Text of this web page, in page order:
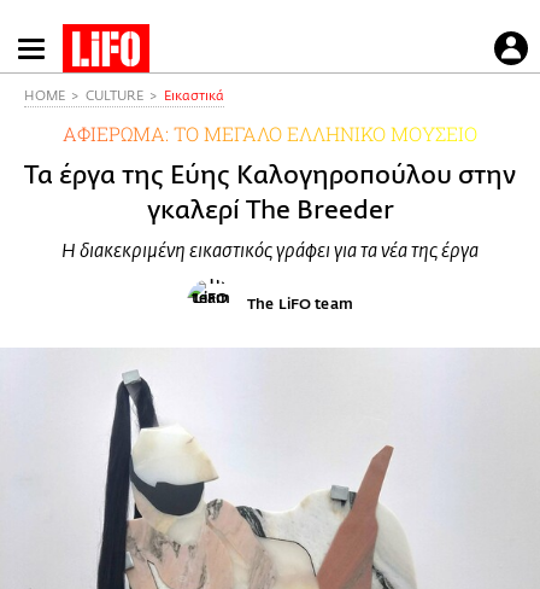
Παράκαμψη
προς
HOME CULTURE Εικαστικά
ΑΦΙΕΡΩΜΑ: ΤΟ ΜΕΓΑΛΟ ΕΛΛΗΝΙΚΟ ΜΟΥΣΕΙΟ
Τα έργα της Εύης Καλογηροπούλου στην
γκαλερί The Breeder
Η διακεκριμένη εικαστικός γράφει για τα νέα της έργα
The LiFO team